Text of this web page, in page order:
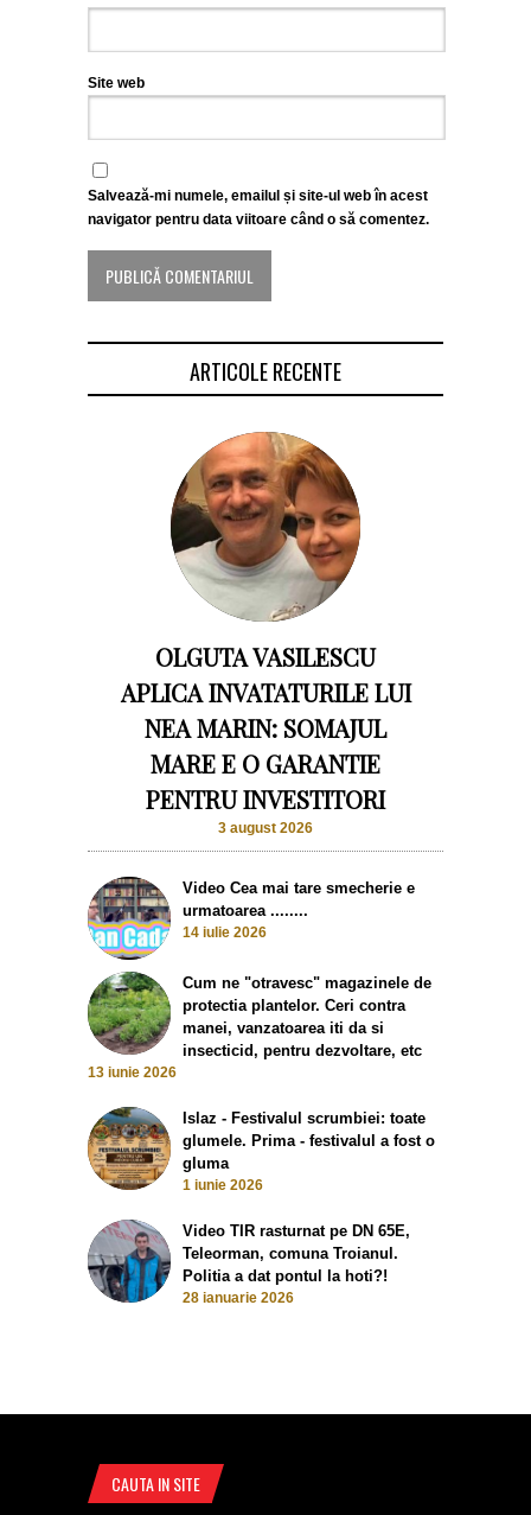
Site web
Salvează-mi numele, emailul și site-ul web în acest
navigator pentru data viitoare când o să comentez.
ARTICOLE RECENTE
OLGUTA VASILESCU
APLICA INVATATURILE LUI
NEA MARIN: SOMAJUL
MARE E O GARANTIE
PENTRU INVESTITORI
3 august 2026
Video Cea mai tare smecherie e
urmatoarea ........
14 iulie 2026
Cum ne "otravesc" magazinele de
protectia plantelor. Ceri contra
manei, vanzatoarea iti da si
insecticid, pentru dezvoltare, etc
13 iunie 2026
Islaz - Festivalul scrumbiei: toate
glumele. Prima - festivalul a fost o
gluma
1 iunie 2026
Video TIR rasturnat pe DN 65E,
Teleorman, comuna Troianul.
Politia a dat pontul la hoti?!
28 ianuarie 2026
CAUTA IN SITE